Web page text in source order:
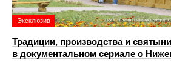
Эксклюзив
Традиции, производства и
в документальном сериале о